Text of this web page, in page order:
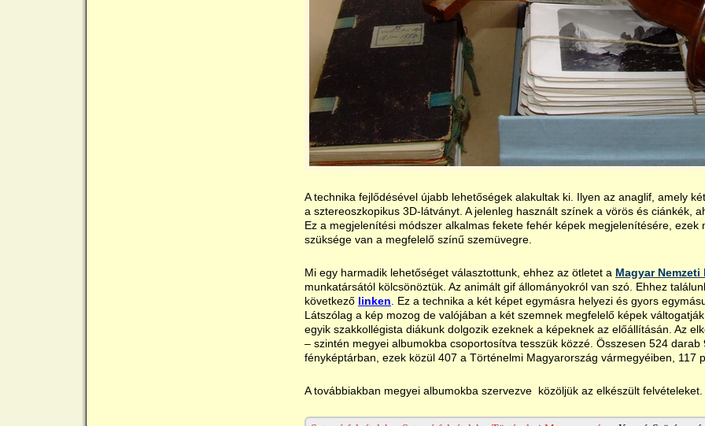
A technika fejlődésével újabb lehetőségek alakultak ki. Ilyen az anaglif, amely
a sztereoszkopikus 3D-látványt. A jelenleg használt színek a vörös és ciánkék,
Ez a megjelenítési módszer alkalmas fekete fehér képek megjelenítésére,
szüksége van a megfelelő színű szemüvegre.
Mi egy harmadik lehetőséget választottunk, ehhez az ötletet a Magyar
munkatársától kölcsönöztük. Az animált gif állományokról van szó. Ehhez
következő linken . Ez a technika a két képet egymásra helyezi és gyors
Látszólag a kép mozog de valójában a két szemnek megfelelő képek
egyik szakkollégista diákunk dolgozik ezeknek a képeknek az előállításán. Az
– szintén megyei albumokba csoportosítva tesszük közzé. Összesen 524
fényképtárban, ezek közül 407 a Történelmi Magyarország vármegyéiben, 117
A továbbiakban megyei albumokba szervezve közöljük az elkészült felvételeket.